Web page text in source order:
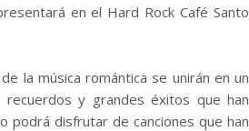
en el Hard Rock Café Santo
la música romántica se unirán en un
y grandes éxitos que han
podrá disfrutar de canciones que han